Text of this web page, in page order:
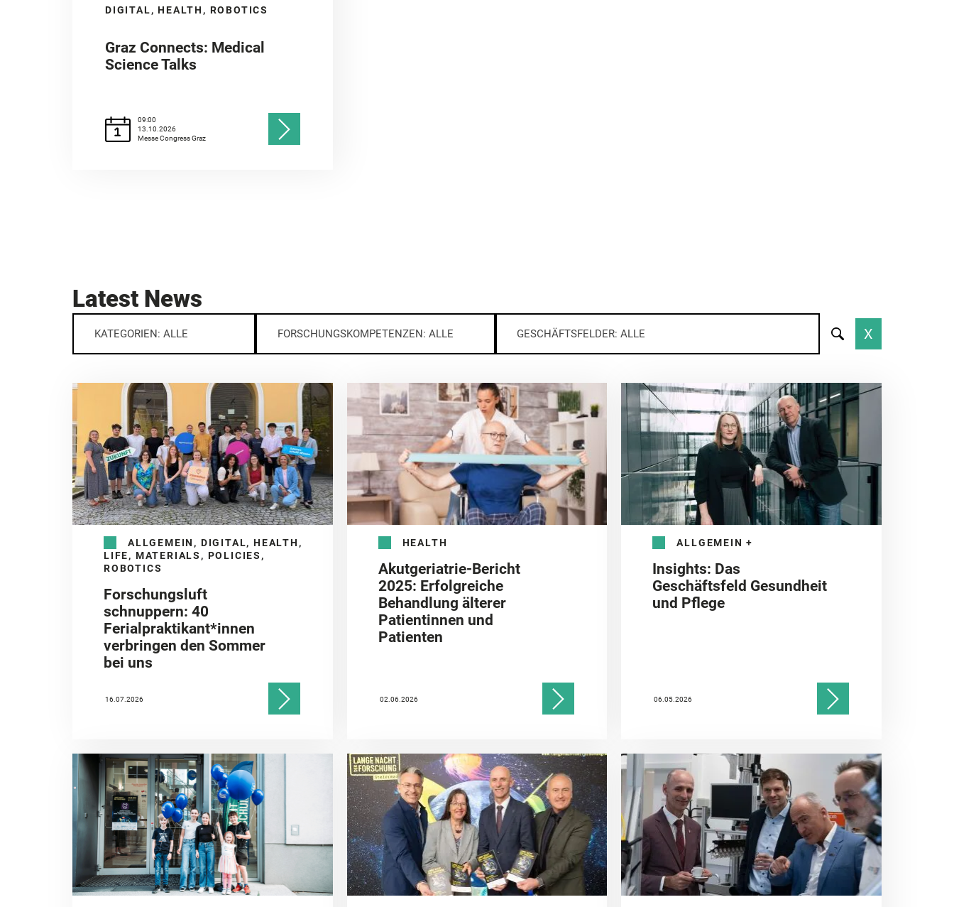
DIGITAL, HEALTH, ROBOTICS
Graz Connects: Medical
Science Talks
09:00
13.10.2026
Messe Congress Graz
Latest News
KATEGORIEN: ALLE FORSCHUNGSKOMPETENZEN: ALLE GESCHÄFTSFELDER: ALLE X
ALLGEMEIN, DIGITAL, HEALTH,
LIFE, MATERIALS, POLICIES,
ROBOTICS
Forschungsluft
schnuppern: 40
Ferialpraktikant*innen
verbringen den Sommer
bei uns
16.07.2026
HEALTH
Akutgeriatrie-Bericht
2025: Erfolgreiche
Behandlung älterer
Patientinnen und
Patienten
02.06.2026
ALLGEMEIN +
Insights: Das
Geschäftsfeld Gesundheit
und Pflege
06.05.2026